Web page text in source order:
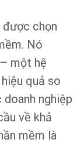
được chọn
Nó
một hệ
quả so
nghiệp
về khả
mềm là